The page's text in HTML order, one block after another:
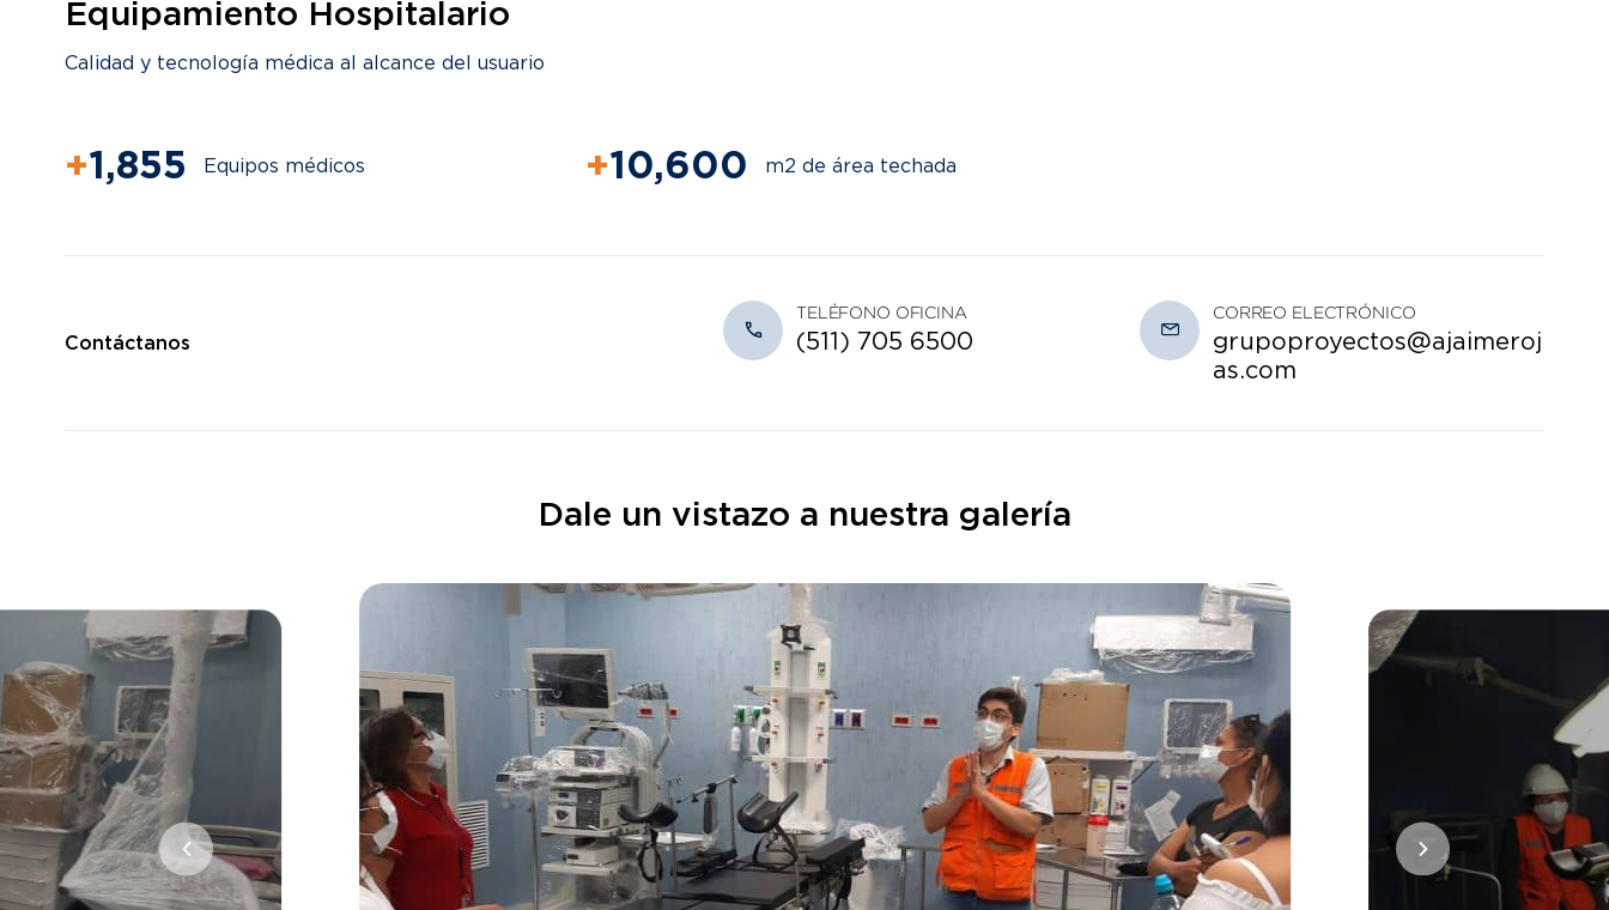
Equipamiento Hospitalario
Calidad y tecnología médica al alcance del usuario
+2,100 Equipos médicos +12,000 m2 de área techada
Contáctanos
TELÉFONO OFICINA
(511) 705 6500
CORREO ELECTRÓNICO
grupoproyectos@ajaimeroj
as.com
Dale un vistazo a nuestra galería